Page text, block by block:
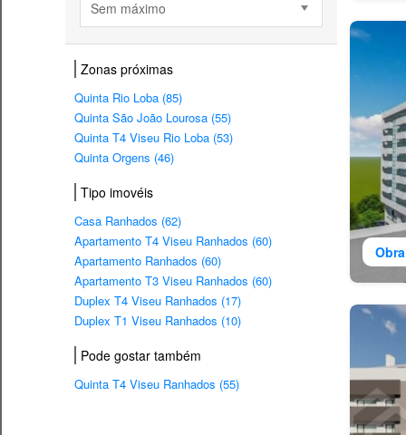
Sem máximo
Zonas próximas
Quinta Rio Loba (85)
Quinta São João Lourosa (55)
Quinta T4 Viseu Rio Loba (53)
Quinta Orgens (46)
Tipo imovéis
Casa Ranhados (62)
Apartamento T4 Viseu Ranhados (60)
Apartamento Ranhados (60)
Apartamento T3 Viseu Ranhados (60)
Duplex T4 Viseu Ranhados (17)
Duplex T1 Viseu Ranhados (10)
Pode gostar também
Quinta T4 Viseu Ranhados (55)